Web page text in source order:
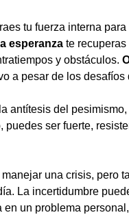
tu fuerza interna
esperanza te
y obstáculos.
a pesar de los desafíos
antítesis del
puedes ser fuerte,
una crisis, pero
La incertidumbre
en un problema